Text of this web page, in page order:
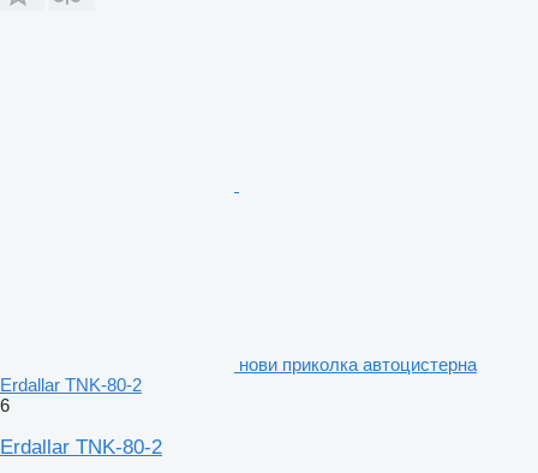
нови приколка автоцистерна
Erdallar TNK-80-2
6
Erdallar TNK-80-2